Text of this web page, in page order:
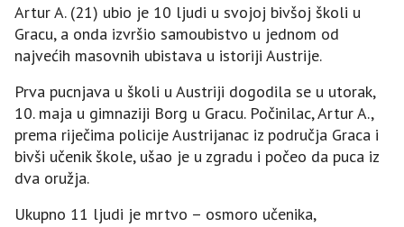
Artur A. (21) ubio je 10 ljudi u svojoj bivšoj školi u
Gracu, a onda izvršio samoubistvo u jednom od
najvećih masovnih ubistava u istoriji Austrije.
Prva pucnjava u školi u Austriji dogodila se u utorak,
10. maja u gimnaziji Borg u Gracu. Počinilac, Artur A.,
prema riječima policije Austrijanac iz područja Graca i
bivši učenik škole, ušao je u zgradu i počeo da puca iz
dva oružja.
Ukupno 11 ljudi je mrtvo – osmoro učenika,